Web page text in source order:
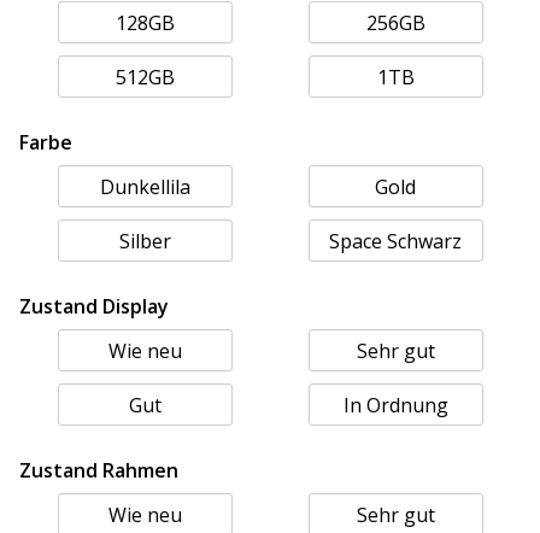
128GB
256GB
512GB 1TB
Farbe
Dunkellila
Gold
Silber Space Schwarz
Zustand Display
Wie neu
Sehr gut
Gut In Ordnung
Zustand Rahmen
Wie neu
Sehr gut